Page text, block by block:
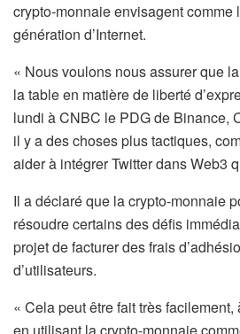
crypto-monnaie envisagent comme
génération d’Internet.
« Nous voulons nous assurer que
la table en matière de liberté
lundi à CNBC le PDG de Binance,
il y a des choses plus tactiques,
aider à intégrer Twitter dans Web3
Il a déclaré que la crypto-monnaie
résoudre certains des défis
projet de facturer des frais
d’utilisateurs.
« Cela peut être fait très facilement,